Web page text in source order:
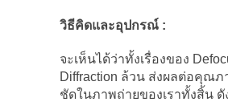
วิธีคิดและอุปกรณ์ :
จะเห็นได้ว่าทั้งเรื่องของ
Diffraction ล้วน ส่งผลต่อคุณ
ชัดในภาพถ่ายของเราทั้งสิ้น ดั